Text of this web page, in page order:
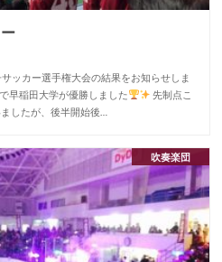
ッカー選手権大会の結果をお知らせしま
早稲田大学が優勝しました
先制点こ
したが、後半開始後…
吹奏楽団